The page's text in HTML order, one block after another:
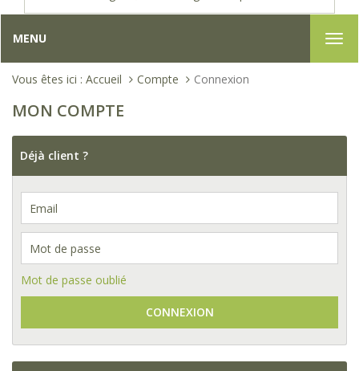
MENU
Vous êtes ici : Accueil Compte Connexion
MON COMPTE
Déjà client ?
Mot de passe oublié
CONNEXION